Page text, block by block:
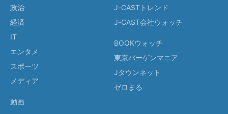
政治
経済
IT
エンタメ
スポーツ
メディア
動画
J-CASTトレンド
J-CAST会社ウォッチ
BOOKウォッチ
東京バーゲンマニア
Jタウンネット
ゼロまる